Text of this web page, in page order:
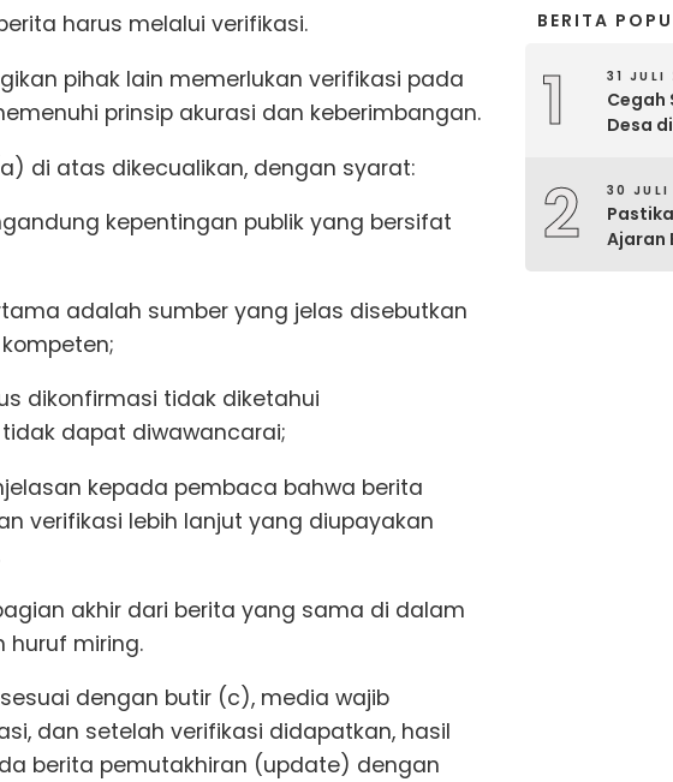
harus melalui verifikasi.
pihak lain memerlukan verifikasi pada
prinsip akurasi dan keberimbangan.
di atas dikecualikan, dengan syarat:
kepentingan publik yang bersifat
adalah sumber yang jelas disebutkan
dikonfirmasi tidak diketahui
dapat diwawancarai;
kepada pembaca bahwa berita
verifikasi lebih lanjut yang diupayakan
akhir dari berita yang sama di dalam
huruf miring.
dengan butir (c), media wajib
dan setelah verifikasi didapatkan, hasil
berita pemutakhiran (update) dengan
BERITA
1 31 JULI
Cegah
Desa
2 30
Ajaran